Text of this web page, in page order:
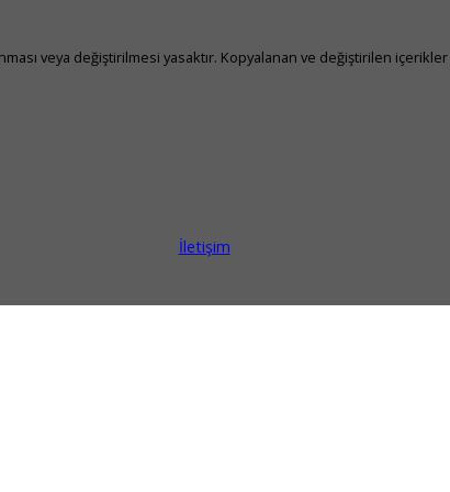
veya değiştirilmesi yasaktır. Kopyalanan ve değiştirilen içerikler
İletişim